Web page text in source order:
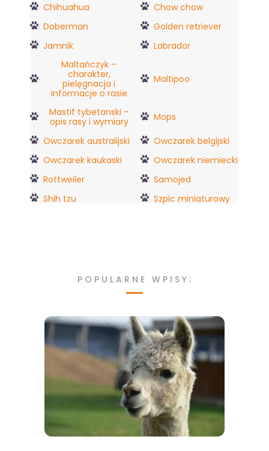
Chihuahua
Chow chow
Doberman
Golden retriever
Jamnik
Labrador
Maltańczyk –
charakter,
pielęgnacja i
informacje o rasie
Maltipoo
Mastif tybetanski –
opis rasy i wymiary
Mops
Owczarek australijski
Owczarek belgijski
Owczarek kaukaski
Owczarek niemiecki
Rottweiler
Samojed
Shih tzu
Szpic miniaturowy
POPULARNE WPISY: